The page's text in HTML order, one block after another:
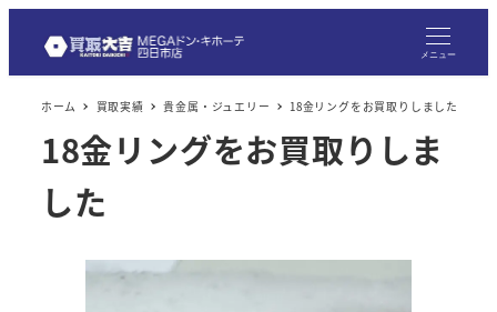
メニュー
ホーム 買取実績 貴金属・ジュエリー 18金リングをお買取りしました
18金リングをお買取りしま
した